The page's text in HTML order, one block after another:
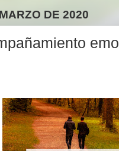
DE 2020